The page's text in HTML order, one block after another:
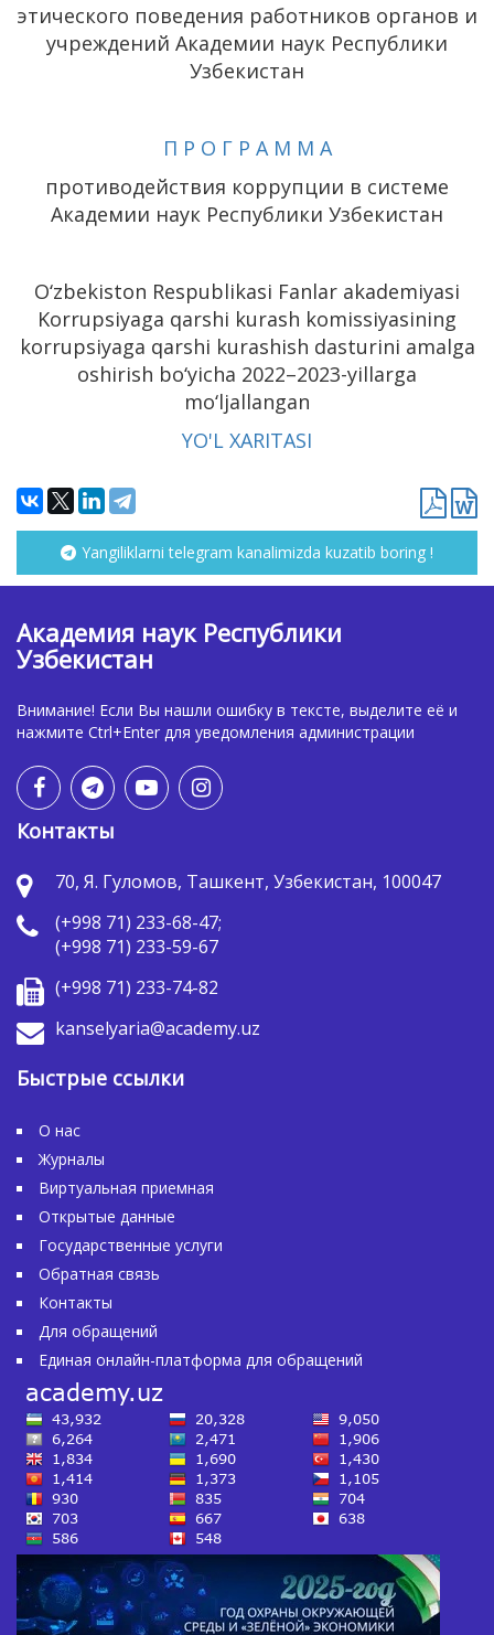
этического поведения работников органов и
учреждений Академии наук Республики
Узбекистан
П Р О Г Р А М М А
противодействия коррупции в системе
Академии наук Республики Узбекистан
O‘zbekiston Respublikasi Fanlar akademiyasi
Korrupsiyaga qarshi kurash komissiyasining
korrupsiyaga qarshi kurashish dasturini amalga
oshirish bo‘yicha 2022–2023-yillarga
mo‘ljallangan
YO'L XARITASI
Yangiliklarni telegram kanalimizda kuzatib boring !
Академия наук Республики
Узбекистан
Внимание! Если Вы нашли ошибку в тексте, выделите её и
нажмите Ctrl+Enter для уведомления администрации
Контакты
70, Я. Гуломов, Ташкент, Узбекистан, 100047
(+998 71) 233-68-47;
(+998 71) 233-59-67
(+998 71) 233-74-82
kanselyaria@academy.uz
Быстрые ссылки
О нас
Журналы
Виртуальная приемная
Открытые данные
Государственные услуги
Обратная связь
Контакты
Для обращений
Единая онлайн-платформа для обращений